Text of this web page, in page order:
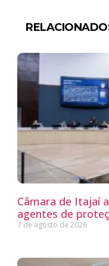
Câmara de Itajaí
agentes de
7 de agosto de 2026